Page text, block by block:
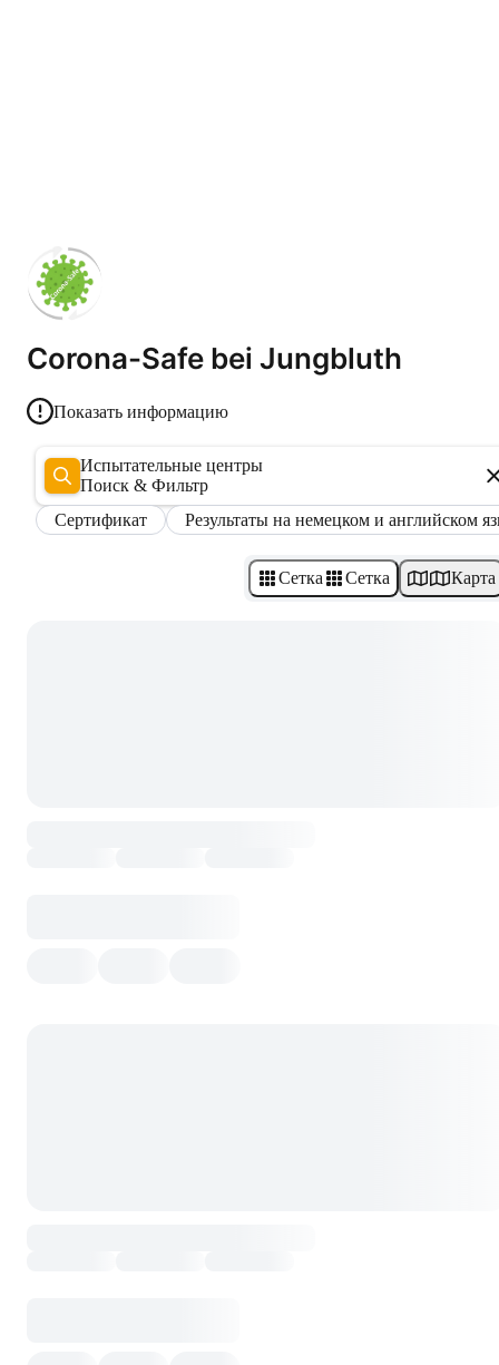
Corona-Safe bei Jungbluth
Показать информацию
Испытательные центры
Поиск & Фильтр
Сертификат
Результаты на немецком и английском
Сетка Сетка Карта